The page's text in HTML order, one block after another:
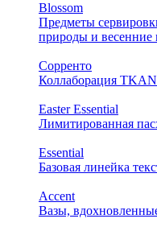
Blossom
Предметы
природы и весенние
Сорренто
Коллаборация
Easter Essential
Лимитированная
Essential
Базовая линейка
Accent
Вазы,